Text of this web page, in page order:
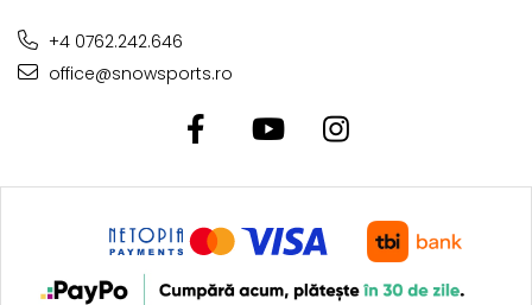
+4 0762.242.646
office@snowsports.ro